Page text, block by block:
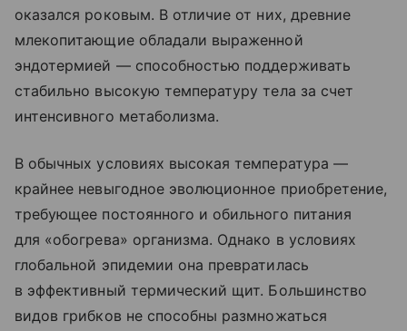
оказался роковым. В отличие от них, древние
млекопитающие обладали выраженной
эндотермией — способностью поддерживать
стабильно высокую температуру тела за счет
интенсивного метаболизма.
В обычных условиях высокая температура —
крайнее невыгодное эволюционное приобретение,
требующее постоянного и обильного питания
для «обогрева» организма. Однако в условиях
глобальной эпидемии она превратилась
в эффективный термический щит. Большинство
видов грибков не способны размножаться